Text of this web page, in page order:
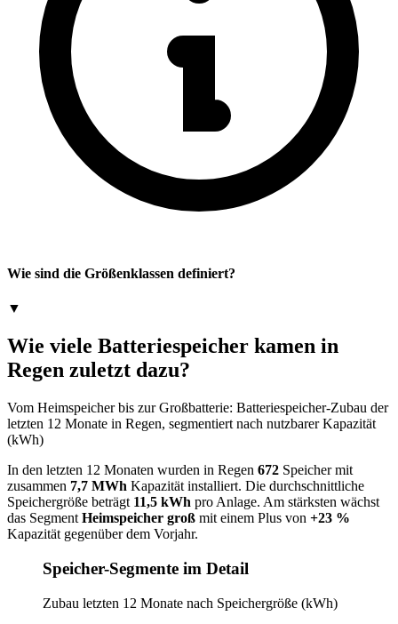
Wie sind die Größenklassen definiert?
▼
Wie viele Batteriespeicher kamen in
Regen zuletzt dazu?
Vom Heimspeicher bis zur Großbatterie: Batteriespeicher-Zubau der
letzten 12 Monate in Regen, segmentiert nach nutzbarer Kapazität
(kWh)
In den letzten 12 Monaten wurden in Regen 672 Speicher mit
zusammen 7,7 MWh Kapazität installiert. Die durchschnittliche
Speichergröße beträgt 11,5 kWh pro Anlage. Am stärksten wächst
das Segment Heimspeicher groß mit einem Plus von +23 %
Kapazität gegenüber dem Vorjahr.
Speicher-Segmente im Detail
Zubau letzten 12 Monate nach Speichergröße (kWh)